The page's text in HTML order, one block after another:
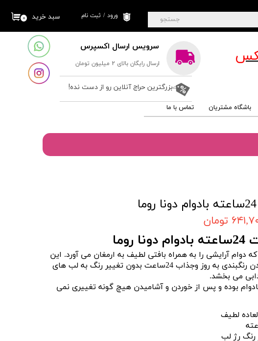
سرویس ارسال اکسپرس
ارسال رایگان بالای 2 میلیون تومان
جستجو ۰ سبد خرید ورود / ثبت نام
تغییر گذر واژه
سفارشات
خروج از حساب
کاربری
بزرگترین حراج آنلاین رو از دست نده!
باشگاه مشتریان تماس با ما
تومان
دوام آرایشی را به همراه بافتی لطیف به ارمغان می آورد. این
محصول با دارا بودن رنگبندی به روز وجذاب 24ساعت بدون تغییر رنگ به لب های
می بخشد.
بوده و پس از خوردن و آشامیدن هیچ گونه تغییری نمی
لطیف
رنگ رژ لب